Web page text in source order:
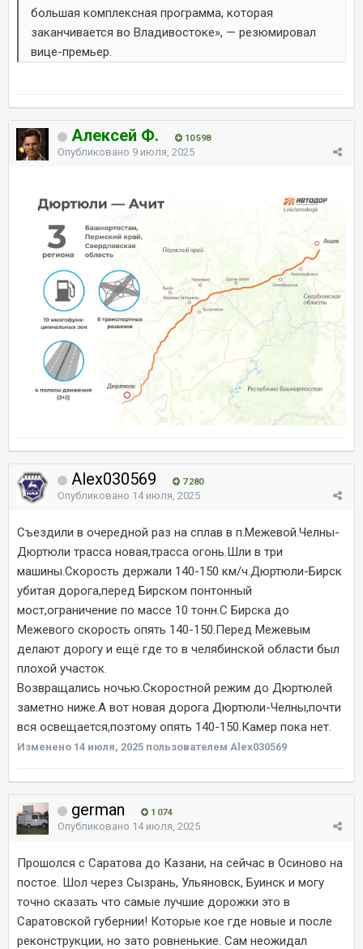
большая комплексная программа, которая
заканчивается во Владивостоке», — резюмировал
вице-премьер.
Алексей Ф. 10 598
Опубликовано 9 июля, 2025
Alex030569 7 280
Опубликовано 14 июля, 2025
Съездили в очередной раз на сплав в п.Межевой.Челны-
Дюртюли трасса новая,трасса огонь.Шли в три
машины.Скорость держали 140-150 км/ч.Дюртюли-Бирск
убитая дорога,перед Бирском понтонный
мост,ограничение по массе 10 тонн.С Бирска до
Межевого скорость опять 140-150.Перед Межевым
делают дорогу и ещё где то в челябинской области был
плохой участок.
Возвращались ночью.Скоростной режим до Дюртюлей
заметно ниже.А вот новая дорога Дюртюли-Челны,почти
вся освещается,поэтому опять 140-150.Камер пока нет.
Изменено 14 июля, 2025 пользователем Alex030569
german 1 074
Опубликовано 14 июля, 2025
Прошолся с Саратова до Казани, на сейчас в Осиново на
постое. Шол через Сызрань, Ульяновск, Буинск и могу
точно сказать что самые лучшие дорожки это в
Саратовской губернии! Которые кое где новые и после
реконструкции, но зато ровненькие. Сам неожидал